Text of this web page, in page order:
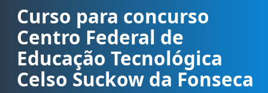
Curso para concurso CEFET RJ - Centro Federal de Educação
Curso para concurso
Centro Federal de
Educação Tecnológica
Celso Suckow da Fonseca